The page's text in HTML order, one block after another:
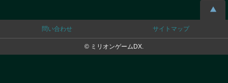
問い合わせ サイトマップ
© ミリオンゲームDX.